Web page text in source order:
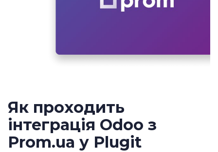
Як проходить
інтеграція Odoo з
Prom.ua у Plugit